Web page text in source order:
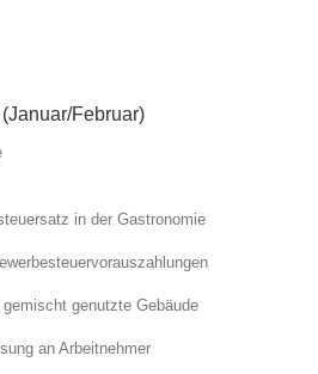
Februar)
in der Gastronomie
genutzte Gebäude
an Arbeitnehmer